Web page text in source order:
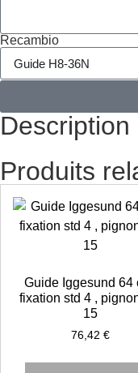
Recambio
Description
Produits
Guide Iggesund 64
fixation std 4 ,
15
76,42 €